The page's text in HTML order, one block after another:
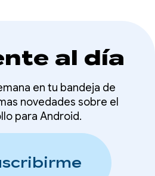
al día
en tu bandeja de
novedades sobre el
para Android.